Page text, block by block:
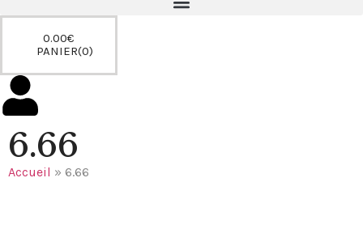
0.00€
0
PANIER
6.66
Accueil » 6.66